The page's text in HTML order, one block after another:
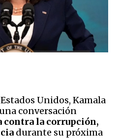
Unidos, Kamala
conversación
contra la corrupción,
durante su próxima